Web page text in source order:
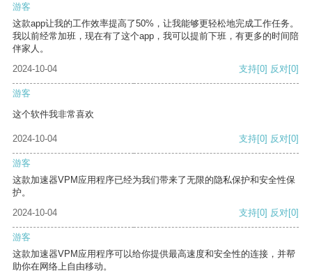
游客
这款app让我的工作效率提高了50%，让我能够更轻松地完成工作任务。
我以前经常加班，现在有了这个app，我可以提前下班，有更多的时间陪
伴家人。
2024-10-04
支持[0] 反对[0]
游客
这个软件我非常喜欢
2024-10-04 支持[0] 反对[0]
游客
这款加速器VPM应用程序已经为我们带来了无限的隐私保护和安全性保
护。
2024-10-04
支持[0] 反对[0]
游客
这款加速器VPM应用程序可以给你提供最高速度和安全性的连接，并帮
助你在网络上自由移动。